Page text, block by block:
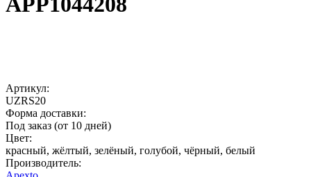
Артикул:
UZRS20
Форма доставки:
Под заказ (от 10 дней)
Цвет:
красный, жёлтый, зелёный, голубой, чёрный, белый
Производитель: